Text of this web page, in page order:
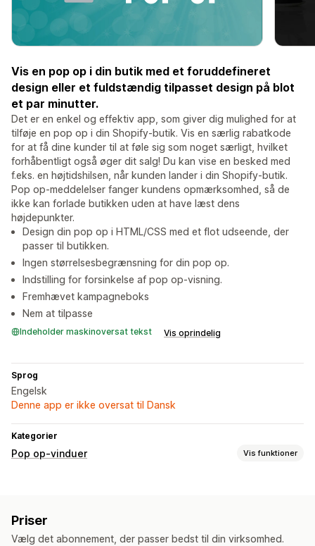
Vis en pop op i din butik med et foruddefineret
design eller et fuldstændig tilpasset design på blot
et par minutter.
Det er en enkel og effektiv app, som giver dig mulighed for at
tilføje en pop op i din Shopify-butik. Vis en særlig rabatkode
for at få dine kunder til at føle sig som noget særligt, hvilket
forhåbentligt også øger dit salg! Du kan vise en besked med
f.eks. en højtidshilsen, når kunden lander i din Shopify-butik.
Pop op-meddelelser fanger kundens opmærksomhed, så de
ikke kan forlade butikken uden at have læst dens
højdepunkter.
Design din pop op i HTML/CSS med et flot udseende, der
passer til butikken.
Ingen størrelsesbegrænsning for din pop op.
Indstilling for forsinkelse af pop op-visning.
Fremhævet kampagneboks
Nem at tilpasse
Indeholder maskinoversat tekst Vis oprindelig
Sprog
Engelsk
Denne app er ikke oversat til Dansk
Kategorier
Pop op-vinduer Vis funktioner
Priser
Vælg det abonnement, der passer bedst til din virksomhed.